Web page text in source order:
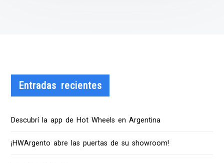
Entradas recientes
Descubrí la app de Hot Wheels en Argentina
¡HWArgento abre las puertas de su showroom!